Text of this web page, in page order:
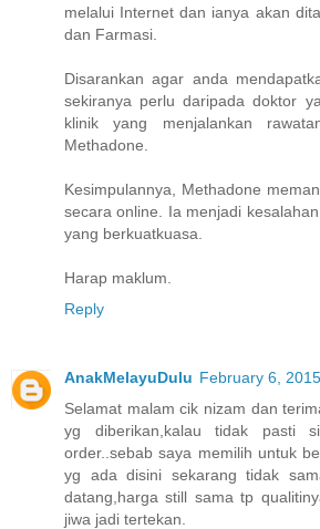
melalui Internet dan ianya akan
dan Farmasi.
Disarankan agar anda
sekiranya perlu daripada doktor
klinik yang menjalankan
Methadone.
Kesimpulannya, Methadone
secara online. Ia menjadi
yang berkuatkuasa.
Harap maklum.
Reply
AnakMelayuDulu February 6,
Selamat malam cik nizam dan
yg diberikan,kalau tidak pasti
order..sebab saya memilih untuk
yg ada disini sekarang tidak
datang,harga still sama tp
jiwa jadi tertekan.